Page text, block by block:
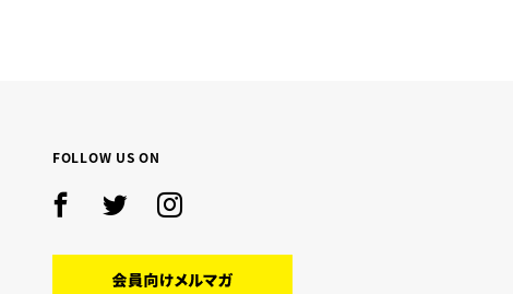
FOLLOW US ON
Facebook
TwitterInstagram